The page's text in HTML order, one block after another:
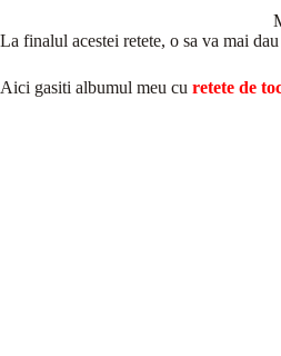
La finalul acestei retete, o sa va mai
Aici gasiti albumul meu cu retete de